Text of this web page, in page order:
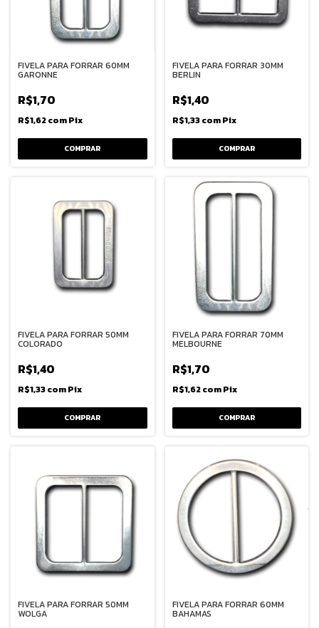
FIVELA PARA FORRAR 60MM
GARONNE
R$1,70
R$1,62comPix
FIVELA PARA FORRAR 30MM
BERLIN
R$1,40
R$1,33comPix
FIVELA PARA FORRAR 50MM
COLORADO
R$1,40
R$1,33comPix
FIVELA PARA FORRAR 70MM
MELBOURNE
R$1,70
R$1,62comPix
FIVELA PARA FORRAR 50MM
WOLGA
FIVELA PARA FORRAR 60MM
BAHAMAS